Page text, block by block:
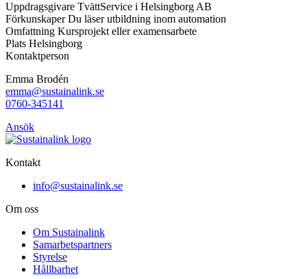
Uppdragsgivare TvättService i Helsingborg AB
Förkunskaper Du läser utbildning inom automation
Omfattning Kursprojekt eller examensarbete
Plats Helsingborg
Kontaktperson
Emma Brodén
emma@sustainalink.se
0760-345141
Ansök
Kontakt
info@sustainalink.se
Om oss
Om Sustainalink
Samarbetspartners
Styrelse
Hållbarhet